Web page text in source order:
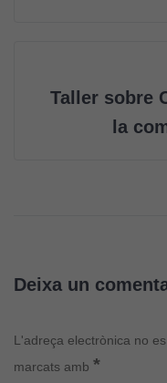
Taller sobre
la
Deixa un
L'adreça electrònica no es
marcats amb *